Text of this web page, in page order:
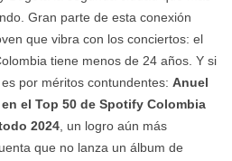
Gran parte de esta conexión
que vibra con los conciertos: el
tiene menos de 24 años. Y si
por méritos contundentes: Anuel
el Top 50 de Spotify Colombia
2024, un logro aún más
que no lanza un álbum de